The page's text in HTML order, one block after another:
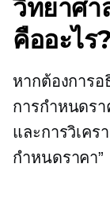
วิทยาศา
คืออะไร?
หากต้องการอ
การกำหนดร
และการวิเคร
กำหนดราคา”